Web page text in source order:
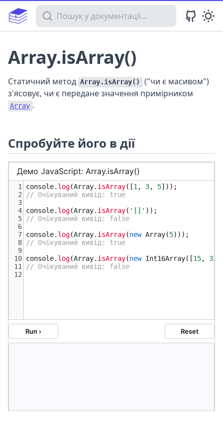
Пошук у документації
Array.isArray()
Статичний метод Array.isArray()
("чи є масивом")
з'ясовує, чи є передане значення примірником
Array .
Спробуйте його в дії